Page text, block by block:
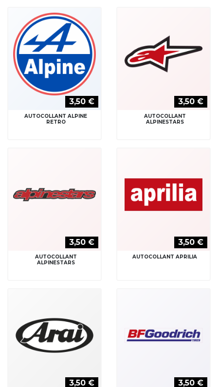
3,50 €
AUTOCOLLANT ALPINE
RETRO
3,50 €
AUTOCOLLANT
ALPINESTARS
3,50 €
AUTOCOLLANT
ALPINESTARS
3,50 €
AUTOCOLLANT APRILIA
3,50 € 3,50 €